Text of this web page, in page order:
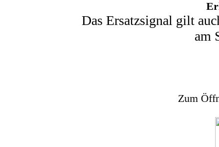
Das Ersatzsignal gilt
am
Zum